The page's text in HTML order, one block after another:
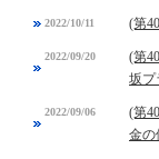
2022/10/11 (第
2022/09/20
(第
坂プ
2022/09/06
(第
金の